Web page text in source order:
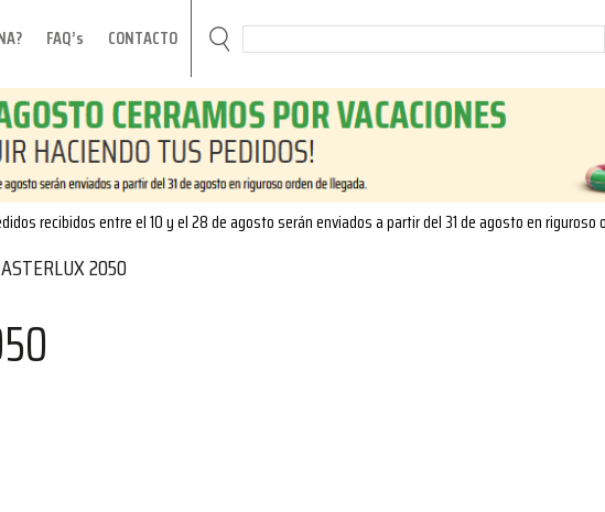
FAQ’s CONTACTO
recibidos entre el 10 y el 28 de agosto serán enviados a partir del 31 de agosto en riguroso
2050